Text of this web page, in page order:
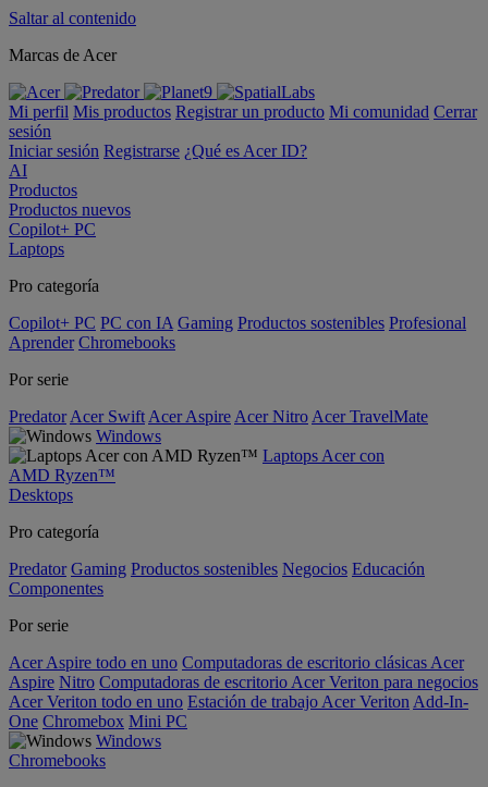
Saltar al contenido
Marcas de Acer
Mi perfil Mis productos Registrar un producto Mi comunidad Cerrar
sesión
Iniciar sesión Registrarse ¿Qué es Acer ID?
AI
Productos
Productos nuevos
Copilot+ PC
Laptops
Pro categoría
Copilot+ PC PC con IA Gaming Productos sostenibles Profesional
Aprender Chromebooks
Por serie
Predator Acer Swift Acer Aspire Acer Nitro Acer TravelMate
Windows
Laptops Acer con
AMD Ryzen™
Desktops
Pro categoría
Predator Gaming Productos sostenibles Negocios Educación
Componentes
Por serie
Acer Aspire todo en uno Computadoras de escritorio clásicas Acer
Aspire Nitro Computadoras de escritorio Acer Veriton para negocios
Acer Veriton todo en uno Estación de trabajo Acer Veriton Add-In-
One Chromebox Mini PC
Windows
Chromebooks